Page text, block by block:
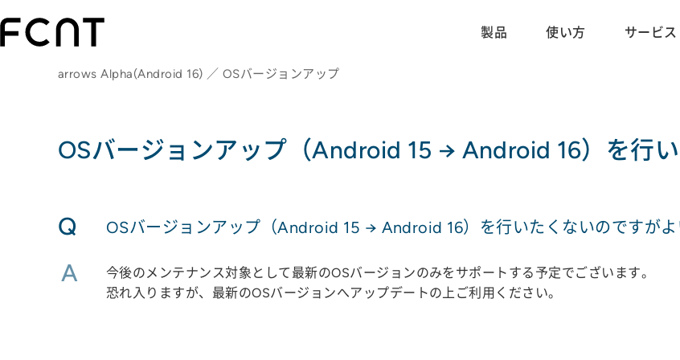
製品 使い方 サービス
arrows Alpha(Android 16) ／ OSバージョンアップ
OSバージョンアップ（Android 15 → Android 16）を行
Q OSバージョンアップ（Android 15 → Android 16）を行いたくないのですが
A
今後のメンテナンス対象として最新のOSバージョンのみをサポートする予定でございます。
恐れ入りますが、最新のOSバージョンへアップデートの上ご利用ください。